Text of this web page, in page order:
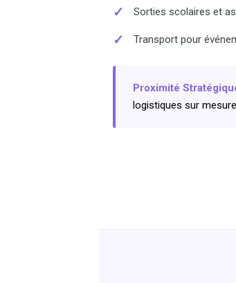
✓ Sorties scolaires et
✓ Transport pour
Proximité
logistiques sur